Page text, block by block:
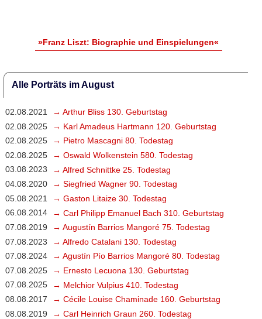
»Franz Liszt: Biographie und Einspielungen«
Alle Porträts im August
02.08.2021
→ Arthur Bliss 130. Geburtstag
02.08.2025
→ Karl Amadeus Hartmann 120. Geburtstag
02.08.2025
→ Pietro Mascagni 80. Todestag
02.08.2025
→ Oswald Wolkenstein 580. Todestag
03.08.2023
→ Alfred Schnittke 25. Todestag
04.08.2020
→ Siegfried Wagner 90. Todestag
05.08.2021
→ Gaston Litaize 30. Todestag
06.08.2014
→ Carl Philipp Emanuel Bach 310. Geburtstag
07.08.2019
→ Augustín Barrios Mangoré 75. Todestag
07.08.2023
→ Alfredo Catalani 130. Todestag
07.08.2024
→ Agustín Pío Barrios Mangoré 80. Todestag
07.08.2025
→ Ernesto Lecuona 130. Geburtstag
07.08.2025
→ Melchior Vulpius 410. Todestag
08.08.2017
→ Cécile Louise Chaminade 160. Geburtstag
08.08.2019
→ Carl Heinrich Graun 260. Todestag